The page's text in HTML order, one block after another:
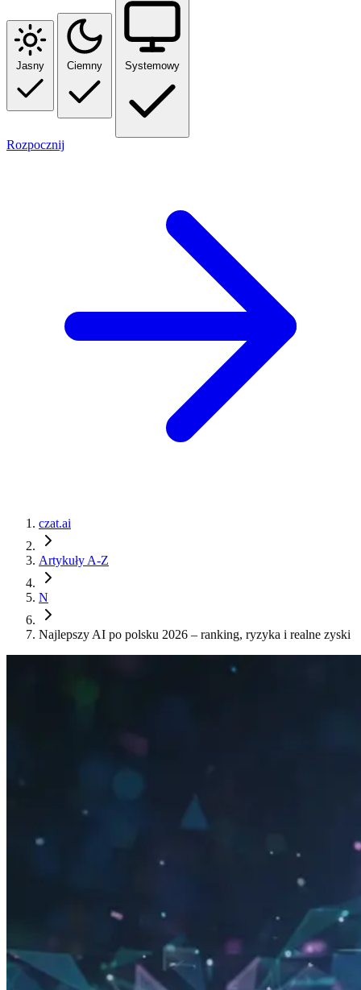
Jasny Ciemny Systemowy
Rozpocznij
czat.ai
Artykuły A-Z
N
Najlepszy AI po polsku 2026 – ranking, ryzyka i realne zyski